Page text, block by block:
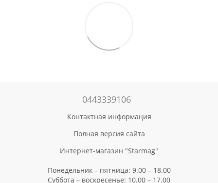
0443339106
Контактная информация
Полная версия сайта
Интернет-магазин "Starmag"
Понедельник – пятница: 9.00 – 18.00
Суббота – воскресенье: 10.00 – 17.00